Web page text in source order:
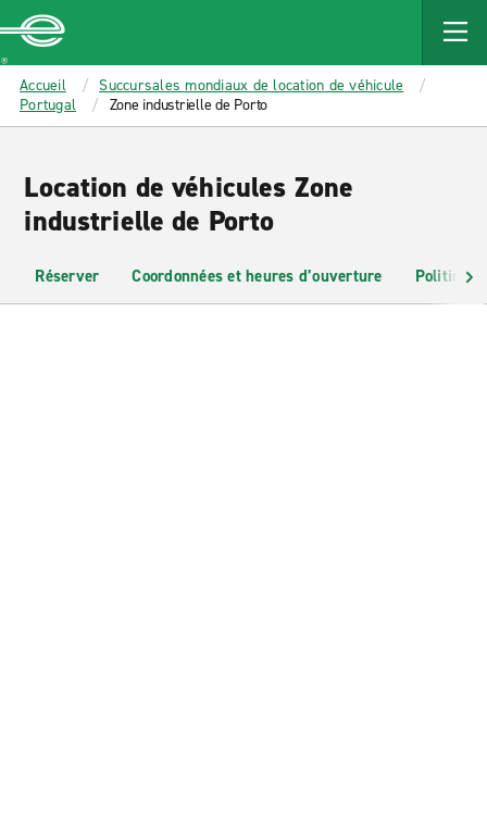
MAIN
CONTENT
Enterprise
Accueil
Succursales mondiaux de location de véhicule
Portugal
Zone industrielle de Porto
Location de véhicules Zone
industrielle de Porto
Réserver Coordonnées et heures d’ouverture Politiques